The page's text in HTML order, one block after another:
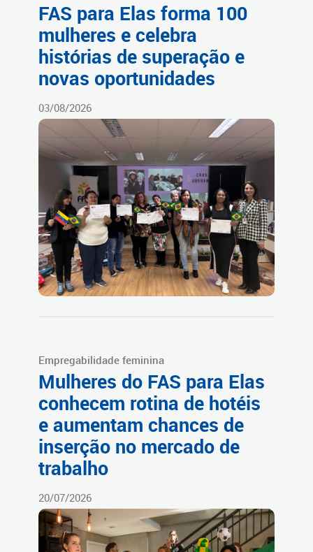
FAS para Elas forma 100
mulheres e celebra
histórias de superação e
novas oportunidades
03/08/2026
Empregabilidade feminina
Mulheres do FAS para Elas
conhecem rotina de hotéis
e aumentam chances de
inserção no mercado de
trabalho
20/07/2026